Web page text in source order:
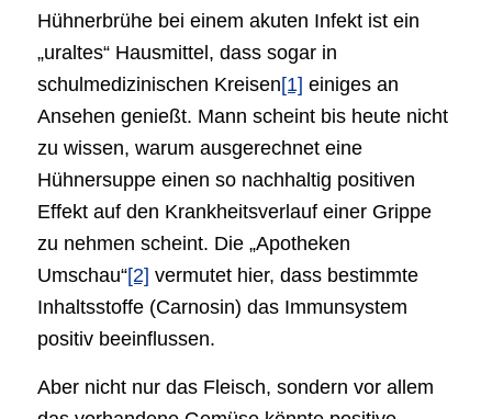
Hühnerbrühe bei einem akuten Infekt ist ein
„uraltes“ Hausmittel, dass sogar in
schulmedizinischen Kreisen[1] einiges an
Ansehen genießt. Mann scheint bis heute nicht
zu wissen, warum ausgerechnet eine
Hühnersuppe einen so nachhaltig positiven
Effekt auf den Krankheitsverlauf einer Grippe
zu nehmen scheint. Die „Apotheken
Umschau“[2] vermutet hier, dass bestimmte
Inhaltsstoffe (Carnosin) das Immunsystem
positiv beeinflussen.
Aber nicht nur das Fleisch, sondern vor allem